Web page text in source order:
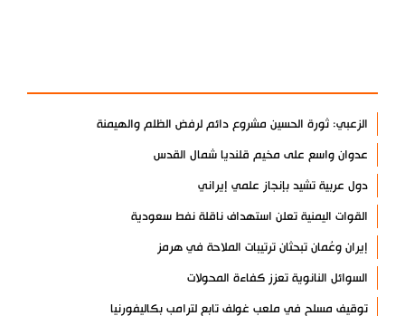
الزعبي: ثورة الحسين مشروع دائم لرفض الظلم والهيمنة
عدوان واسع على مخيم قلنديا شمال القدس
دول عربية تشيد بإنجاز علمي إيراني
القوات اليمنية تعلن استهداف ناقلة نفط سعودية
إيران وعُمان تبحثان ترتيبات الملاحة في هرمز
السوائل النانوية تعزز كفاءة المحولات
توقيف مسلح في ملعب غولف تابع لترامب بكاليفورنيا